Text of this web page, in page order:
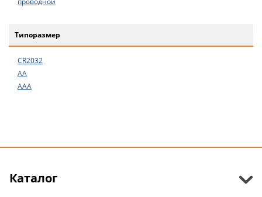
Типоразмер
CR2032
АА
ААА
Каталог